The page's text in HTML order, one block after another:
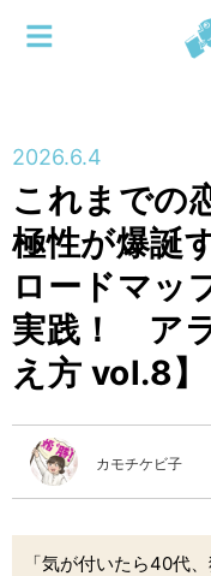
2026.6.4
これまでの
極性が爆誕
ロードマッ
実践！ ア
え方 vol.8】
カモチケビ子
「気が付いたら40代